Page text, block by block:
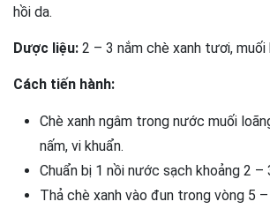
hồi da.
Dược liệu: 2 – 3 nắm chè xanh tươi, muối
Cách tiến hành:
Chè xanh ngâm trong nước muối
nấm, vi khuẩn.
Chuẩn bị 1 nồi nước sạch khoảng 2 –
Thả chè xanh vào đun trong vòng 5